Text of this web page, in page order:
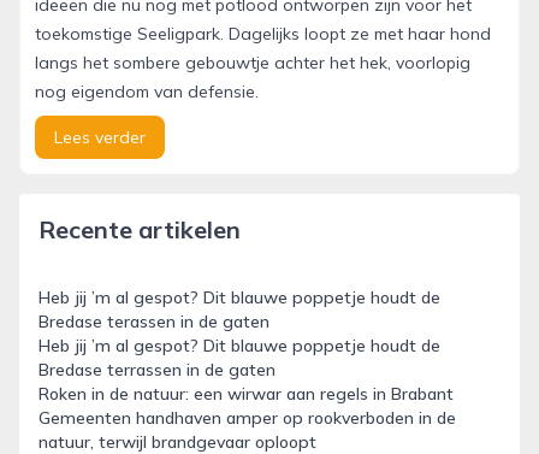
ideeën die nu nog met potlood ontworpen zijn voor het
toekomstige Seeligpark. Dagelijks loopt ze met haar hond
langs het sombere gebouwtje achter het hek, voorlopig
nog eigendom van defensie.
Lees verder
Recente artikelen
Heb jij ’m al gespot? Dit blauwe poppetje houdt de
Bredase terassen in de gaten
Heb jij ’m al gespot? Dit blauwe poppetje houdt de
Bredase terrassen in de gaten
Roken in de natuur: een wirwar aan regels in Brabant
Gemeenten handhaven amper op rookverboden in de
natuur, terwijl brandgevaar oploopt